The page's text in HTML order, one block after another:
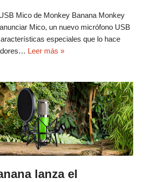
Mico de Monkey Banana Monkey
Mico, un nuevo micrófono USB
especiales que lo hace
Leer más »
lanza el